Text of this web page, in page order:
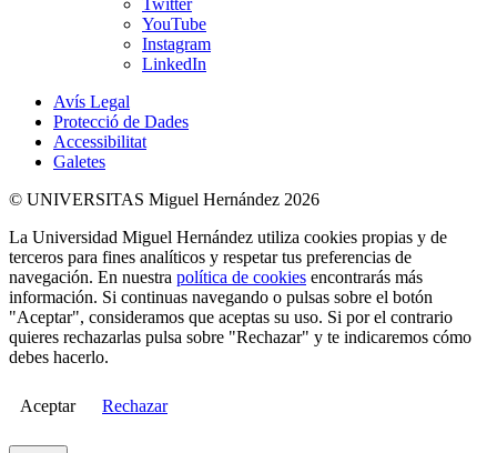
YouTube
Instagram
LinkedIn
Avís Legal
Protecció de Dades
Accessibilitat
Galetes
© UNIVERSITAS Miguel Hernández 2026
La Universidad Miguel Hernández utiliza cookies propias y de
terceros para fines analíticos y respetar tus preferencias de
navegación. En nuestra política de cookies encontrarás más
información. Si continuas navegando o pulsas sobre el botón
"Aceptar", consideramos que aceptas su uso. Si por el contrario
quieres rechazarlas pulsa sobre "Rechazar" y te indicaremos cómo
debes hacerlo.
Aceptar Rechazar